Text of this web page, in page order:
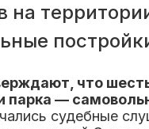
на
что
парка —
судебные